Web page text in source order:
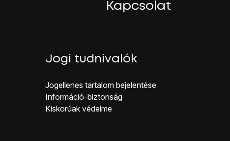
Kapcsolat
Jogi tudnivalók
Jogellenes ta rtalom bejelentése
Inf ormáció-biztonság
Kiskorúak véd elme